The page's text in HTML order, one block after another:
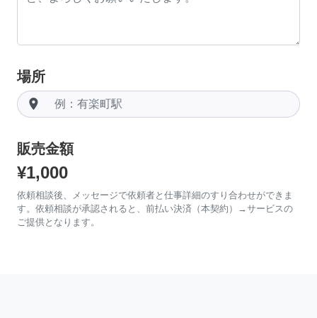
場所
room
販売金額
¥1,000
依頼相談後、メッセージで依頼者と仕事詳細のすり合わせができま
す。依頼相談が承認されると、前払い決済（本契約）→サービスの
ご提供となります。